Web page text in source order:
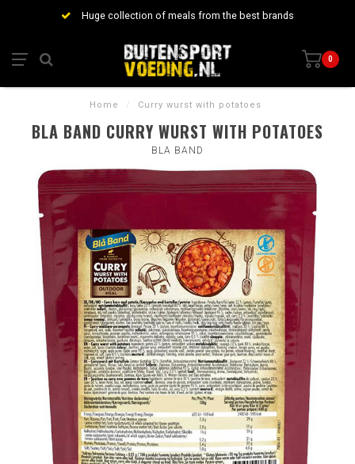
Huge collection of meals from the best brands
0
Home / Curry wurst with potatoes
BLA BAND CURRY WURST WITH POTATOES
BLA BAND